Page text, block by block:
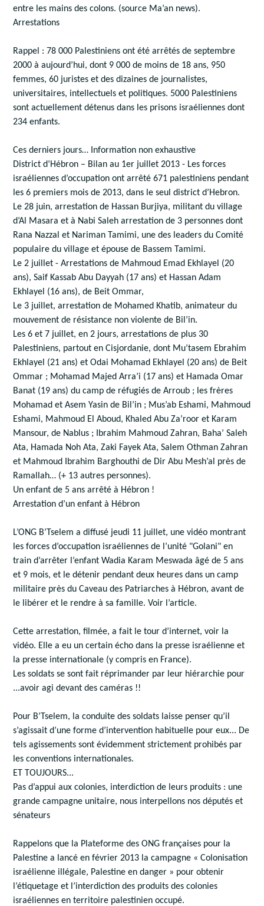
entre les mains des colons. (source Ma’an news).
Arrestations
Rappel : 78 000 Palestiniens ont été arrêtés de septembre
2000 à aujourd’hui, dont 9 000 de moins de 18 ans, 950
femmes, 60 juristes et des dizaines de journalistes,
universitaires, intellectuels et politiques. 5000 Palestiniens
sont actuellement détenus dans les prisons israéliennes dont
234 enfants.
Ces derniers jours… Information non exhaustive
District d’Hébron – Bilan au 1er juillet 2013 - Les forces
israéliennes d’occupation ont arrêté 671 palestiniens pendant
les 6 premiers mois de 2013, dans le seul district d’Hebron.
Le 28 juin, arrestation de Hassan Burjiya, militant du village
d’Al Masara et à Nabi Saleh arrestation de 3 personnes dont
Rana Nazzal et Nariman Tamimi, une des leaders du Comité
populaire du village et épouse de Bassem Tamimi.
Le 2 juillet - Arrestations de Mahmoud Emad Ekhlayel (20
ans), Saif Kassab Abu Dayyah (17 ans) et Hassan Adam
Ekhlayel (16 ans), de Beit Ommar,
Le 3 juillet, arrestation de Mohamed Khatib, animateur du
mouvement de résistance non violente de Bil’in.
Les 6 et 7 juillet, en 2 jours, arrestations de plus 30
Palestiniens, partout en Cisjordanie, dont Mu’tasem Ebrahim
Ekhlayel (21 ans) et Odai Mohamad Ekhlayel (20 ans) de Beit
Ommar ; Mohamad Majed Arra’i (17 ans) et Hamada Omar
Banat (19 ans) du camp de réfugiés de Arroub ; les frères
Mohamad et Asem Yasin de Bil’in ; Mus’ab Eshami, Mahmoud
Eshami, Mahmoud El Aboud, Khaled Abu Za’roor et Karam
Mansour, de Nablus ; Ibrahim Mahmoud Zahran, Baha’ Saleh
Ata, Hamada Noh Ata, Zaki Fayek Ata, Salem Othman Zahran
et Mahmoud Ibrahim Barghouthi de Dir Abu Mesh’al près de
Ramallah… (+ 13 autres personnes).
Un enfant de 5 ans arrêté à Hébron !
Arrestation d’un enfant à Hébron
L’ONG B’Tselem a diffusé jeudi 11 juillet, une vidéo mon­trant
les forces d’occupation israé­liennes de l’unité "Golani" en
train d’arrêter l’enfant Wadia Karam Meswada âgé de 5 ans
et 9 mois, et le détenir pendant deux heures dans un camp
mili­taire près du Caveau des Patriarches à Hébron, avant de
le libérer et le rendre à sa famille. Voir l’article.
Cette arrestation, filmée, a fait le tour d’internet, voir la
vidéo. Elle a eu un certain écho dans la presse israélienne et
la presse internationale (y compris en France).
Les soldats se sont fait réprimander par leur hiérarchie pour
...avoir agi devant des caméras !!
Pour B’Tselem, la conduite des soldats laisse penser qu’il
s’agissait d’une forme d’intervention habituelle pour eux... De
tels agissements sont évidemment strictement prohibés par
les conventions internationales.
ET TOUJOURS...
Pas d’appui aux colonies, interdiction de leurs produits : une
grande campagne unitaire, nous interpellons nos députés et
sénateurs
Rappelons que la Plateforme des ONG françaises pour la
Palestine a lancé en février 2013 la campagne « Colonisation
israélienne illégale, Palestine en danger » pour obtenir
l’étiquetage et l’interdiction des produits des colonies
israéliennes en territoire palestinien occupé.